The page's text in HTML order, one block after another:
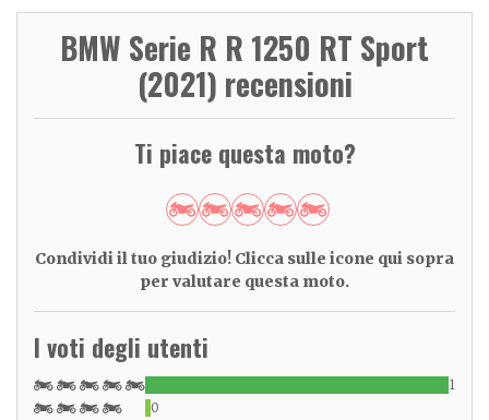
BMW Serie R R 1250 RT Sport
(2021) recensioni
Ti piace questa moto?
Condividi il tuo giudizio! Clicca sulle icone qui sopra
per valutare questa moto.
I voti degli utenti
1
0